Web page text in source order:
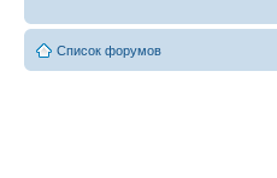
Список форумов